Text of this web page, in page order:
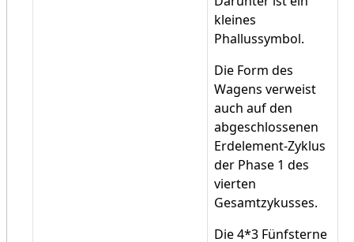
kleines
Phallussymbol.
Die Form des
Wagens verweist
auch auf den
abgeschlossenen
Erdelement-Zyklus
der Phase 1 des
vierten
Gesamtzykusses.
Die 4*3 Fünfsterne